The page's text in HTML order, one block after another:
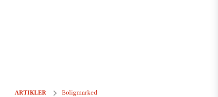
ARTIKLER Boligmarked
Eksklusiv bolig for 2.195.000 kr er netop kommet til salg i Skærbæk